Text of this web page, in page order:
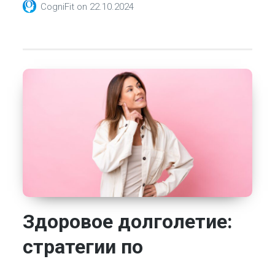
CogniFit on 22.10.2024
Здоровое долголетие:
стратегии по